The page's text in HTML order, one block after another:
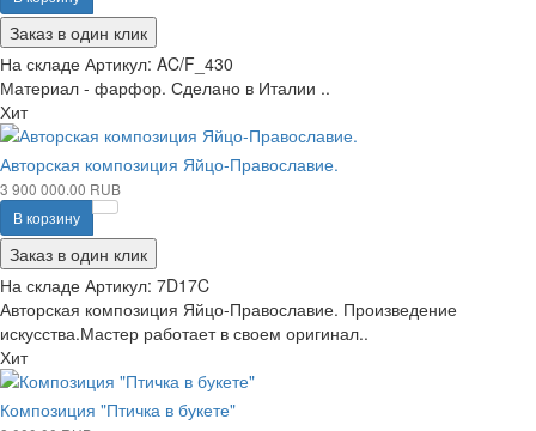
Заказ в один клик
На складе Артикул: AC/F_430
Материал - фарфор. Сделано в Италии ..
Хит
Авторская композиция Яйцо-Православие.
3 900 000.00 RUB
В корзину
Заказ в один клик
На складе Артикул: 7D17C
Авторская композиция Яйцо-Православие. Произведение
искусства.Мастер работает в своем оригинал..
Хит
Композиция "Птичка в букете"